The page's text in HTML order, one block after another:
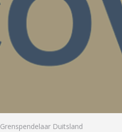
Grenspendelaar Duitsland